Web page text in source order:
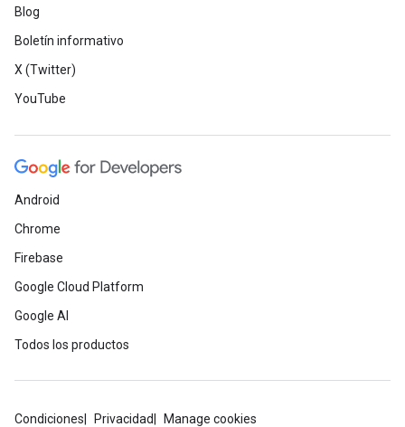
Blog
Boletín informativo
X (Twitter)
YouTube
Android
Chrome
Firebase
Google Cloud Platform
Google AI
Todos los productos
Condiciones Privacidad Manage cookies